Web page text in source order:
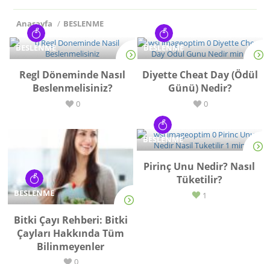
Anasayfa / BESLENME
BESLENME
Regl Döneminde Nasıl
Beslenmelisiniz?
0
BESLENME
Diyette Cheat Day (Ödül
Günü) Nedir?
0
BESLENME
Bitki Çayı Rehberi: Bitki
Çayları Hakkında Tüm
Bilinmeyenler
0
BESLENME
Pirinç Unu Nedir? Nasıl
Tüketilir?
1